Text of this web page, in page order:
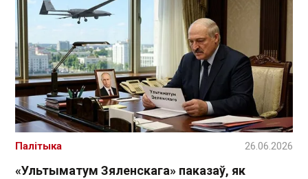
«Ультыматум Зяленскага» паказаў, як
Палітыка 26.06.2026